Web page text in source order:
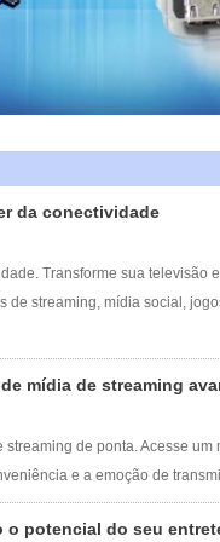
da conectividade
Transforme sua
streaming, mídia social,
mídia de streaming
de ponta. Acesse
e a emoção de
o potencial do seu